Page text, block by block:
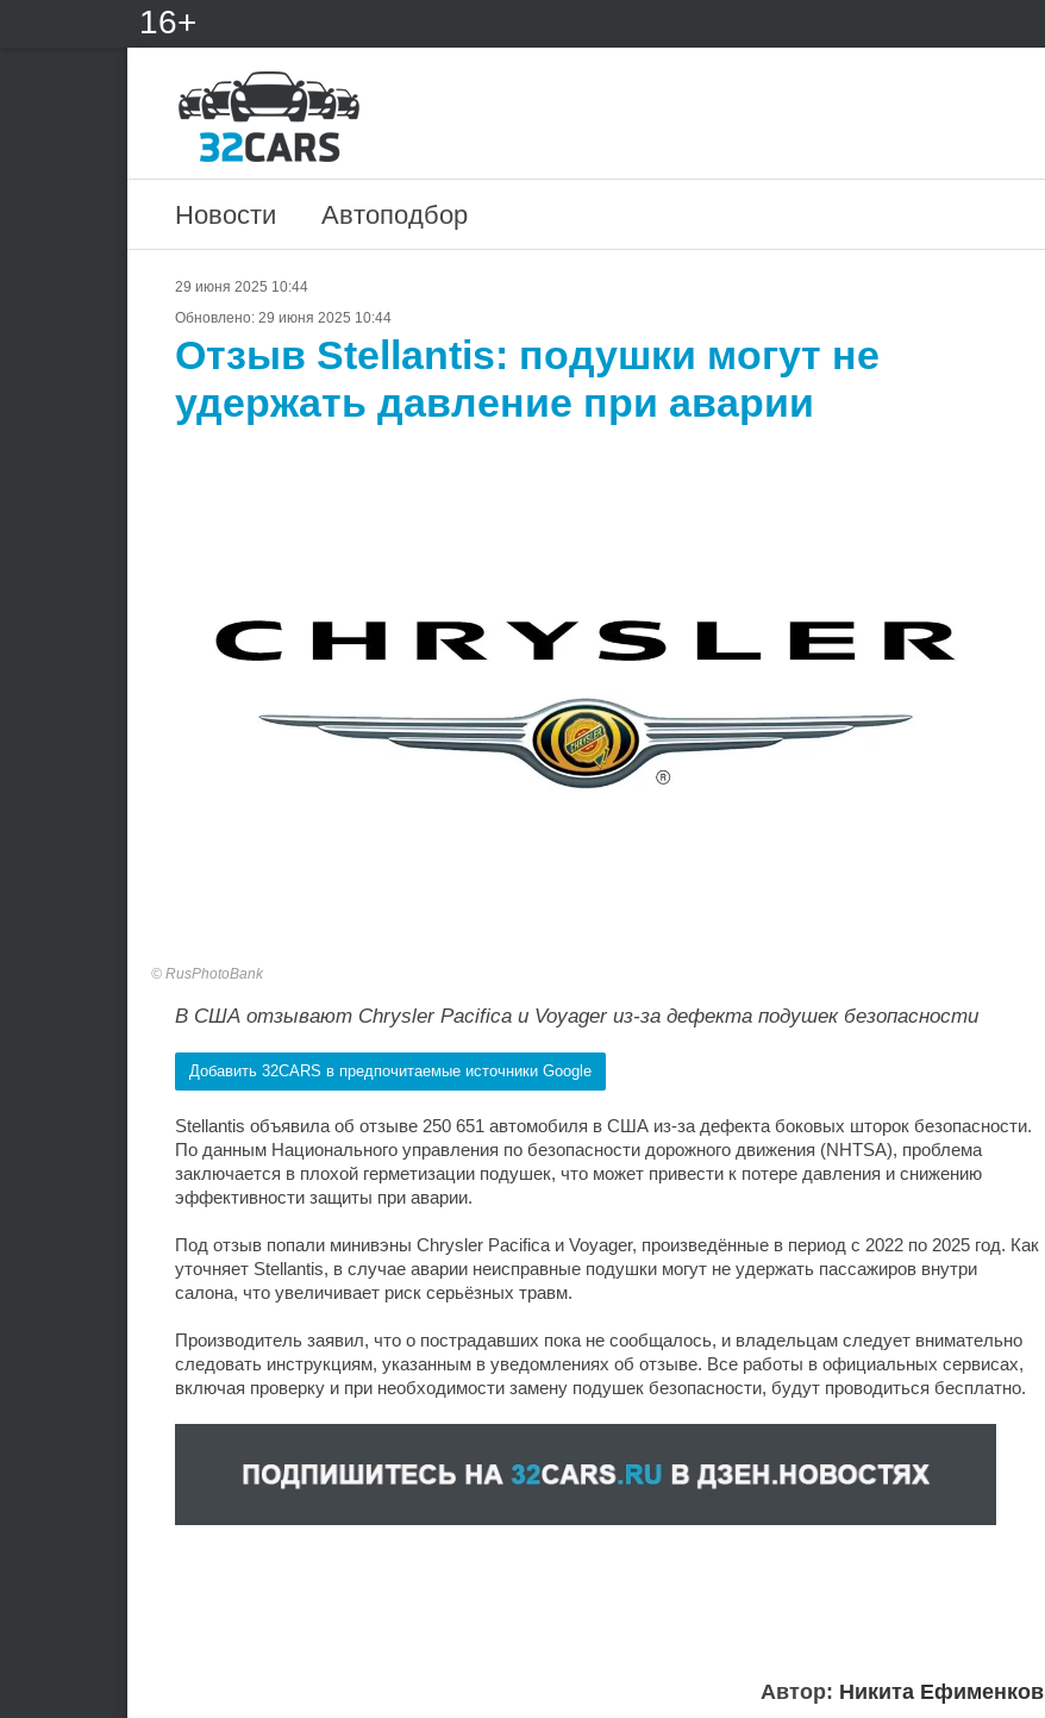
16+
Новости Автоподбор
29 июня 2025 10:44
Обновлено: 29 июня 2025 10:44
Отзыв Stellantis: подушки могут не
удержать давление при аварии
RusPhotoBank
В США отзывают Chrysler Pacifica и Voyager из-за дефекта подушек безопасности
Добавить 32CARS в предпочитаемые источники Google
Stellantis объявила об отзыве 250 651 автомобиля в США из-за дефекта боковых шторок безопасности.
По данным Национального управления по безопасности дорожного движения (NHTSA), проблема
заключается в плохой герметизации подушек, что может привести к потере давления и снижению
эффективности защиты при аварии.
Под отзыв попали минивэны Chrysler Pacifica и Voyager, произведённые в период с 2022 по 2025 год. Как
уточняет Stellantis, в случае аварии неисправные подушки могут не удержать пассажиров внутри
салона, что увеличивает риск серьёзных травм.
Производитель заявил, что о пострадавших пока не сообщалось, и владельцам следует внимательно
следовать инструкциям, указанным в уведомлениях об отзыве. Все работы в официальных сервисах,
включая проверку и при необходимости замену подушек безопасности, будут проводиться бесплатно.
Автор: Никита Ефименков